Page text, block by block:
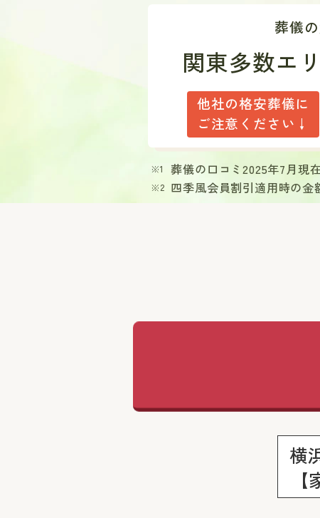
葬儀
関東多数エ
他社の格安葬儀に
ご注意ください↓
葬儀の口コミ2025年7月現
四季風会員割引適用時の金
横